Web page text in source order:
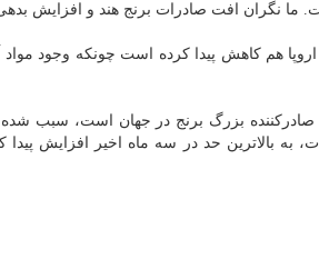
ما نگران افت صادرات برنج هند و افزایش
هم كاهش پیدا كرده است چونكه وجود
صادركننده بزرگ برنج در جهان است، سبب
به بالاترین حد در سه ماه اخیر افزایش